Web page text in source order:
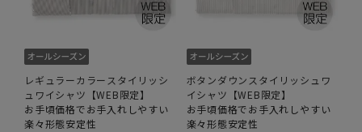
レギュラーカラースタイリッシ
ュワイシャツ【WEB限定】
お手頃価格でお手入れしやすい
楽々形態安定性
ボタンダウンスタイリッシュワ
イシャツ【WEB限定】
お手頃価格でお手入れしやすい
楽々形態安定性